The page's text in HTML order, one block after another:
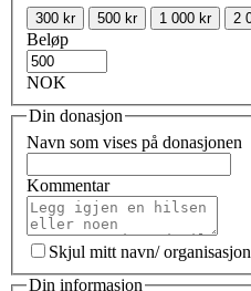
300 kr 500 kr 1 000 kr 2
Beløp
NOK
Din donasjon
Navn som vises på donasjonen
Kommentar
Skjul mitt navn/
Din informasjon